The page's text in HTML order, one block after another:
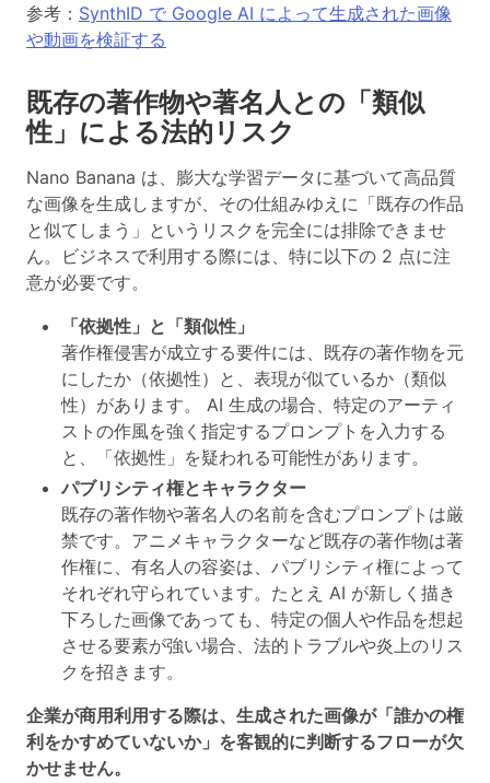
参考： SynthID で Google AI によって生成された画像
や動画を検証する
既存の著作物や著名人との「類似
性」による法的リスク
Nano Banana は、膨大な学習データに基づいて高品質
な画像を生成しますが、その仕組みゆえに「既存の作品
と似てしまう」というリスクを完全には排除できませ
ん。ビジネスで利用する際には、特に以下の 2 点に注
意が必要です。
「依拠性」と「類似性」
著作権侵害が成立する要件には、既存の著作物を元
にしたか（依拠性）と、表現が似ているか（類似
性）があります。 AI 生成の場合、特定のアーティ
ストの作風を強く指定するプロンプトを入力する
と、「依拠性」を疑われる可能性があります。
パブリシティ権とキャラクター
既存の著作物や著名人の名前を含むプロンプトは厳
禁です。アニメキャラクターなど既存の著作物は著
作権に、有名人の容姿は、パブリシティ権によって
それぞれ守られています。たとえ AI が新しく描き
下ろした画像であっても、特定の個人や作品を想起
させる要素が強い場合、法的トラブルや炎上のリス
クを招きます。
企業が商用利用する際は、生成された画像が「誰かの権
利をかすめていないか」を客観的に判断するフローが欠
かせません。